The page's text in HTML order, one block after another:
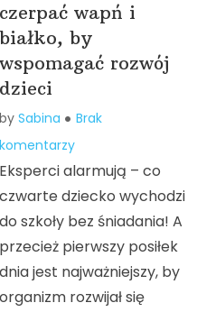
czerpać wapń i
białko, by
wspomagać rozwój
dzieci
bySabina
Brak
komentarzy
Eksperci alarmują – co
czwarte dziecko wychodzi
do szkoły bez śniadania! A
przecież pierwszy posiłek
dnia jest najważniejszy, by
organizm rozwijał się